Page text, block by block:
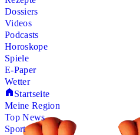
Dossiers
Videos
Podcasts
Horoskope
Spiele
E-Paper
Wetter
Startseite
Meine Region
Top News
Sport